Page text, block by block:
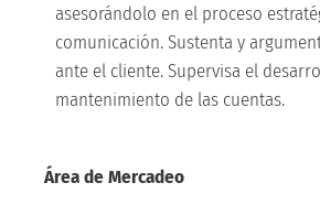
asesorándolo en el proceso
comunicación. Sustenta y
ante el cliente. Supervisa el
mantenimiento de las cuentas.
Área de Mercadeo